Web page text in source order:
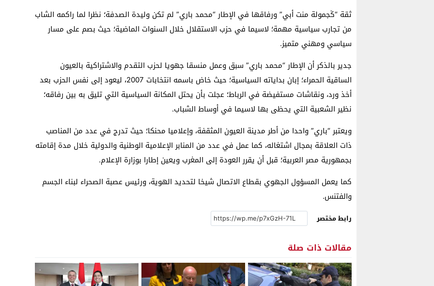
ثقة “ݣجمولة منت أبي” ورفاقها في الإطار “محمد باري” لم تكن وليدة الصدفة؛ نظرا لما راكمه الشاب
من تجارب سياسية مهمة؛ لاسيما في حزب الاستقلال خلال السنوات الماضية؛ حيث بصم على مسار
سياسي ومهني متميز.
جدير بالذكر أن الإطار “محمد باري” سبق وعمل منسقا جهويا لحزب التقدم والاشتراكية بالعيون
الساقية الحمراء؛ إبان بداياته السياسية؛ حيث خاض باسمه انتخابات 2007، ليعود إلى نفس الحزب بعد
أخذ ورد، ونقاشات مستفيضة في الرباط؛ عجلت بأن يحتل المكانة السياسية التي تليق به بين رفاقه؛
نظير الشعبية التي يحظى بها لاسيما في أوساط الشباب.
ويعتبر “باري” واحدا من أطر مدينة العيون المثقفة، وإعلاميا محنكا؛ حيث تدرج في عدد من المناصب
ذات العلاقة بمجال اشتغاله، كما عمل في عدد من المنابر الإعلامية الوطنية والدولية خلال مدة إقامته
بجمهورية مصر العربية؛ قبل أن يقرر العودة إلى المغرب ويعين إطارا بوزارة الإعلام.
كما يعمل المسؤول الجهوي بقطاع الاتصال شيخا لتحديد الهوية، ورئيس عصبة الصحراء لبناء الجسم
والفتنس.
رابط مختصر
مقالات ذات صلة